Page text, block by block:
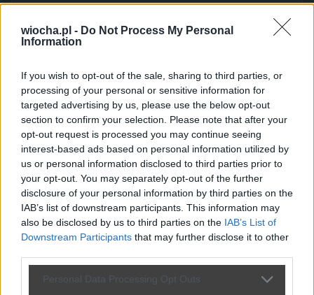
wiocha.pl - Do Not Process My Personal
Information
If you wish to opt-out of the sale, sharing to third parties, or
processing of your personal or sensitive information for
targeted advertising by us, please use the below opt-out
section to confirm your selection. Please note that after your
opt-out request is processed you may continue seeing
interest-based ads based on personal information utilized by
us or personal information disclosed to third parties prior to
your opt-out. You may separately opt-out of the further
disclosure of your personal information by third parties on the
IAB’s list of downstream participants. This information may
also be disclosed by us to third parties on the IAB’s List of
Downstream Participants that may further disclose it to other
Personal Data Processing Opt Outs
ID: 1868809 | Opublikowany: 2026-
07-06 17:57
Wypełnij zgłoszenie:
Adres e-mail *